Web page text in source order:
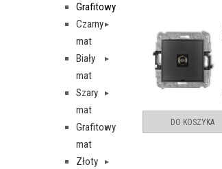
Grafitowy
Czarny
mat
Biały
mat
Szary
mat
Grafitowy
mat
Złoty
DO KOSZYKA